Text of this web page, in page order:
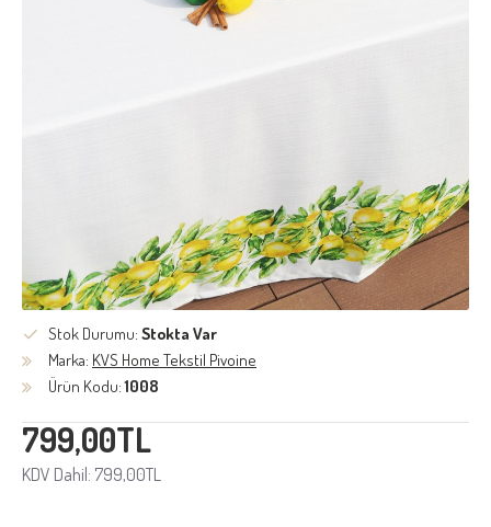
799,00TL
KDV Dahil: 799,00TL
Stok Durumu: Stokta Var
Marka: KVS Home Tekstil Pivoine
Ürün Kodu: 1008